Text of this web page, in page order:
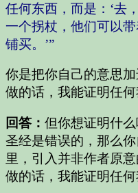
任何东西，而是：‘去
一个拐杖，他们可以
铺买。’”
你是把你自己的意思
做的话，我能证明任何
回答： 但你想证明什
圣经是错误的，那么
里，引入并非作者原
做的话，我能证明任何